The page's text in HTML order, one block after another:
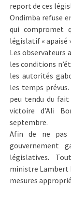
report de ces
Ondimba refuse
qui compromet
législatif « apaisé
Les observateurs
les conditions
les autorités
les temps
peu tendu du
victoire d’Ali
septembre.
Afin de ne pas
gouvernement
législatives.
ministre Lambert
mesures